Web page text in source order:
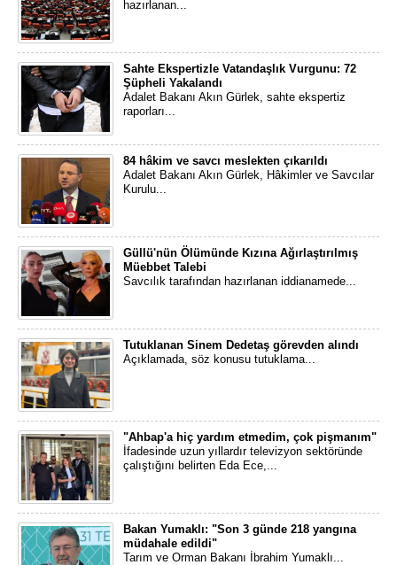
hazırlanan...
Sahte Ekspertizle Vatandaşlık Vurgunu: 72
Şüpheli Yakalandı
Adalet Bakanı Akın Gürlek, sahte ekspertiz
raporları...
84 hâkim ve savcı meslekten çıkarıldı
Adalet Bakanı Akın Gürlek, Hâkimler ve Savcılar
Kurulu...
Güllü'nün Ölümünde Kızına Ağırlaştırılmış
Müebbet Talebi
Savcılık tarafından hazırlanan iddianamede...
Tutuklanan Sinem Dedetaş görevden alındı
Açıklamada, söz konusu tutuklama...
"Ahbap'a hiç yardım etmedim, çok pişmanım"
İfadesinde uzun yıllardır televizyon sektöründe
çalıştığını belirten Eda Ece,...
Bakan Yumaklı: "Son 3 günde 218 yangına
müdahale edildi"
Tarım ve Orman Bakanı İbrahim Yumaklı...